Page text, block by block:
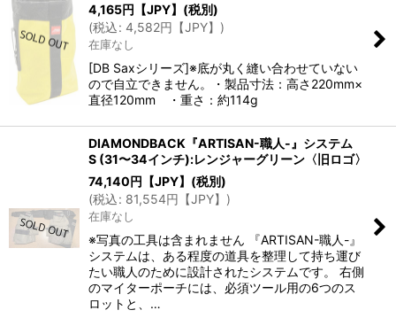
4,165円【JPY】 (税別)
(税込: 4,582円【JPY】 )
在庫なし
[DB Saxシリーズ]※底が丸く縫い合わせていない
ので自立できません。・製品寸法：高さ220mm×
直径120mm ・重さ：約114g
DIAMONDBACK『ARTISAN-職人-』システム
S (31〜34インチ):レンジャーグリーン〈旧ロゴ〉
74,140円【JPY】 (税別)
(税込: 81,554円【JPY】 )
在庫なし
※写真の工具は含まれません 『ARTISAN-職人-』
システムは、ある程度の道具を整理して持ち運び
たい職人のために設計されたシステムです。 右側
のマイターポーチには、必須ツール用の6つのス
ロットと、…